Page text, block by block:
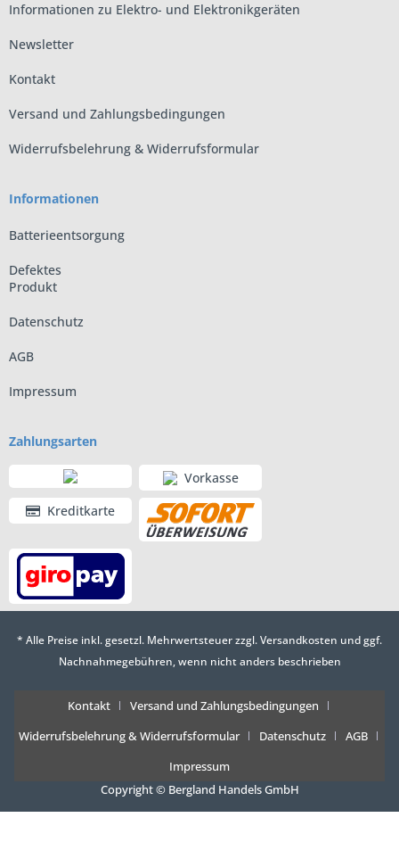
Informationen zu Elektro- und Elektronikgeräten
Newsletter
Kontakt
Versand und Zahlungsbedingungen
Widerrufsbelehrung & Widerrufsformular
Informationen
Batterieentsorgung
Defektes
Produkt
Datenschutz
AGB
Impressum
Zahlungsarten
Vorkasse
Kreditkarte
* Alle Preise inkl. gesetzl. Mehrwertsteuer zzgl.Versandkosten und ggf.
Nachnahmegebühren, wenn nicht anders beschrieben
Kontakt
Versand und Zahlungsbedingungen
Widerrufsbelehrung & Widerrufsformular
Datenschutz
AGB
Impressum
Copyright © Bergland Handels GmbH